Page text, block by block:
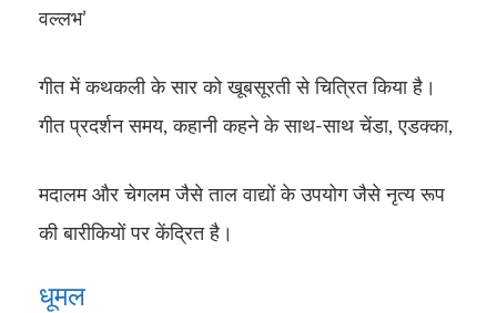
वल्लभ’
गीत में कथकली के सार को खूबसूरती से चित्रित किया है।
गीत प्रदर्शन समय, कहानी कहने के साथ-साथ चेंडा, एडक्का,
मदालम और चेगलम जैसे ताल वाद्यों के उपयोग जैसे नृत्य रूप
की बारीकियों पर केंद्रित है।
धूमल